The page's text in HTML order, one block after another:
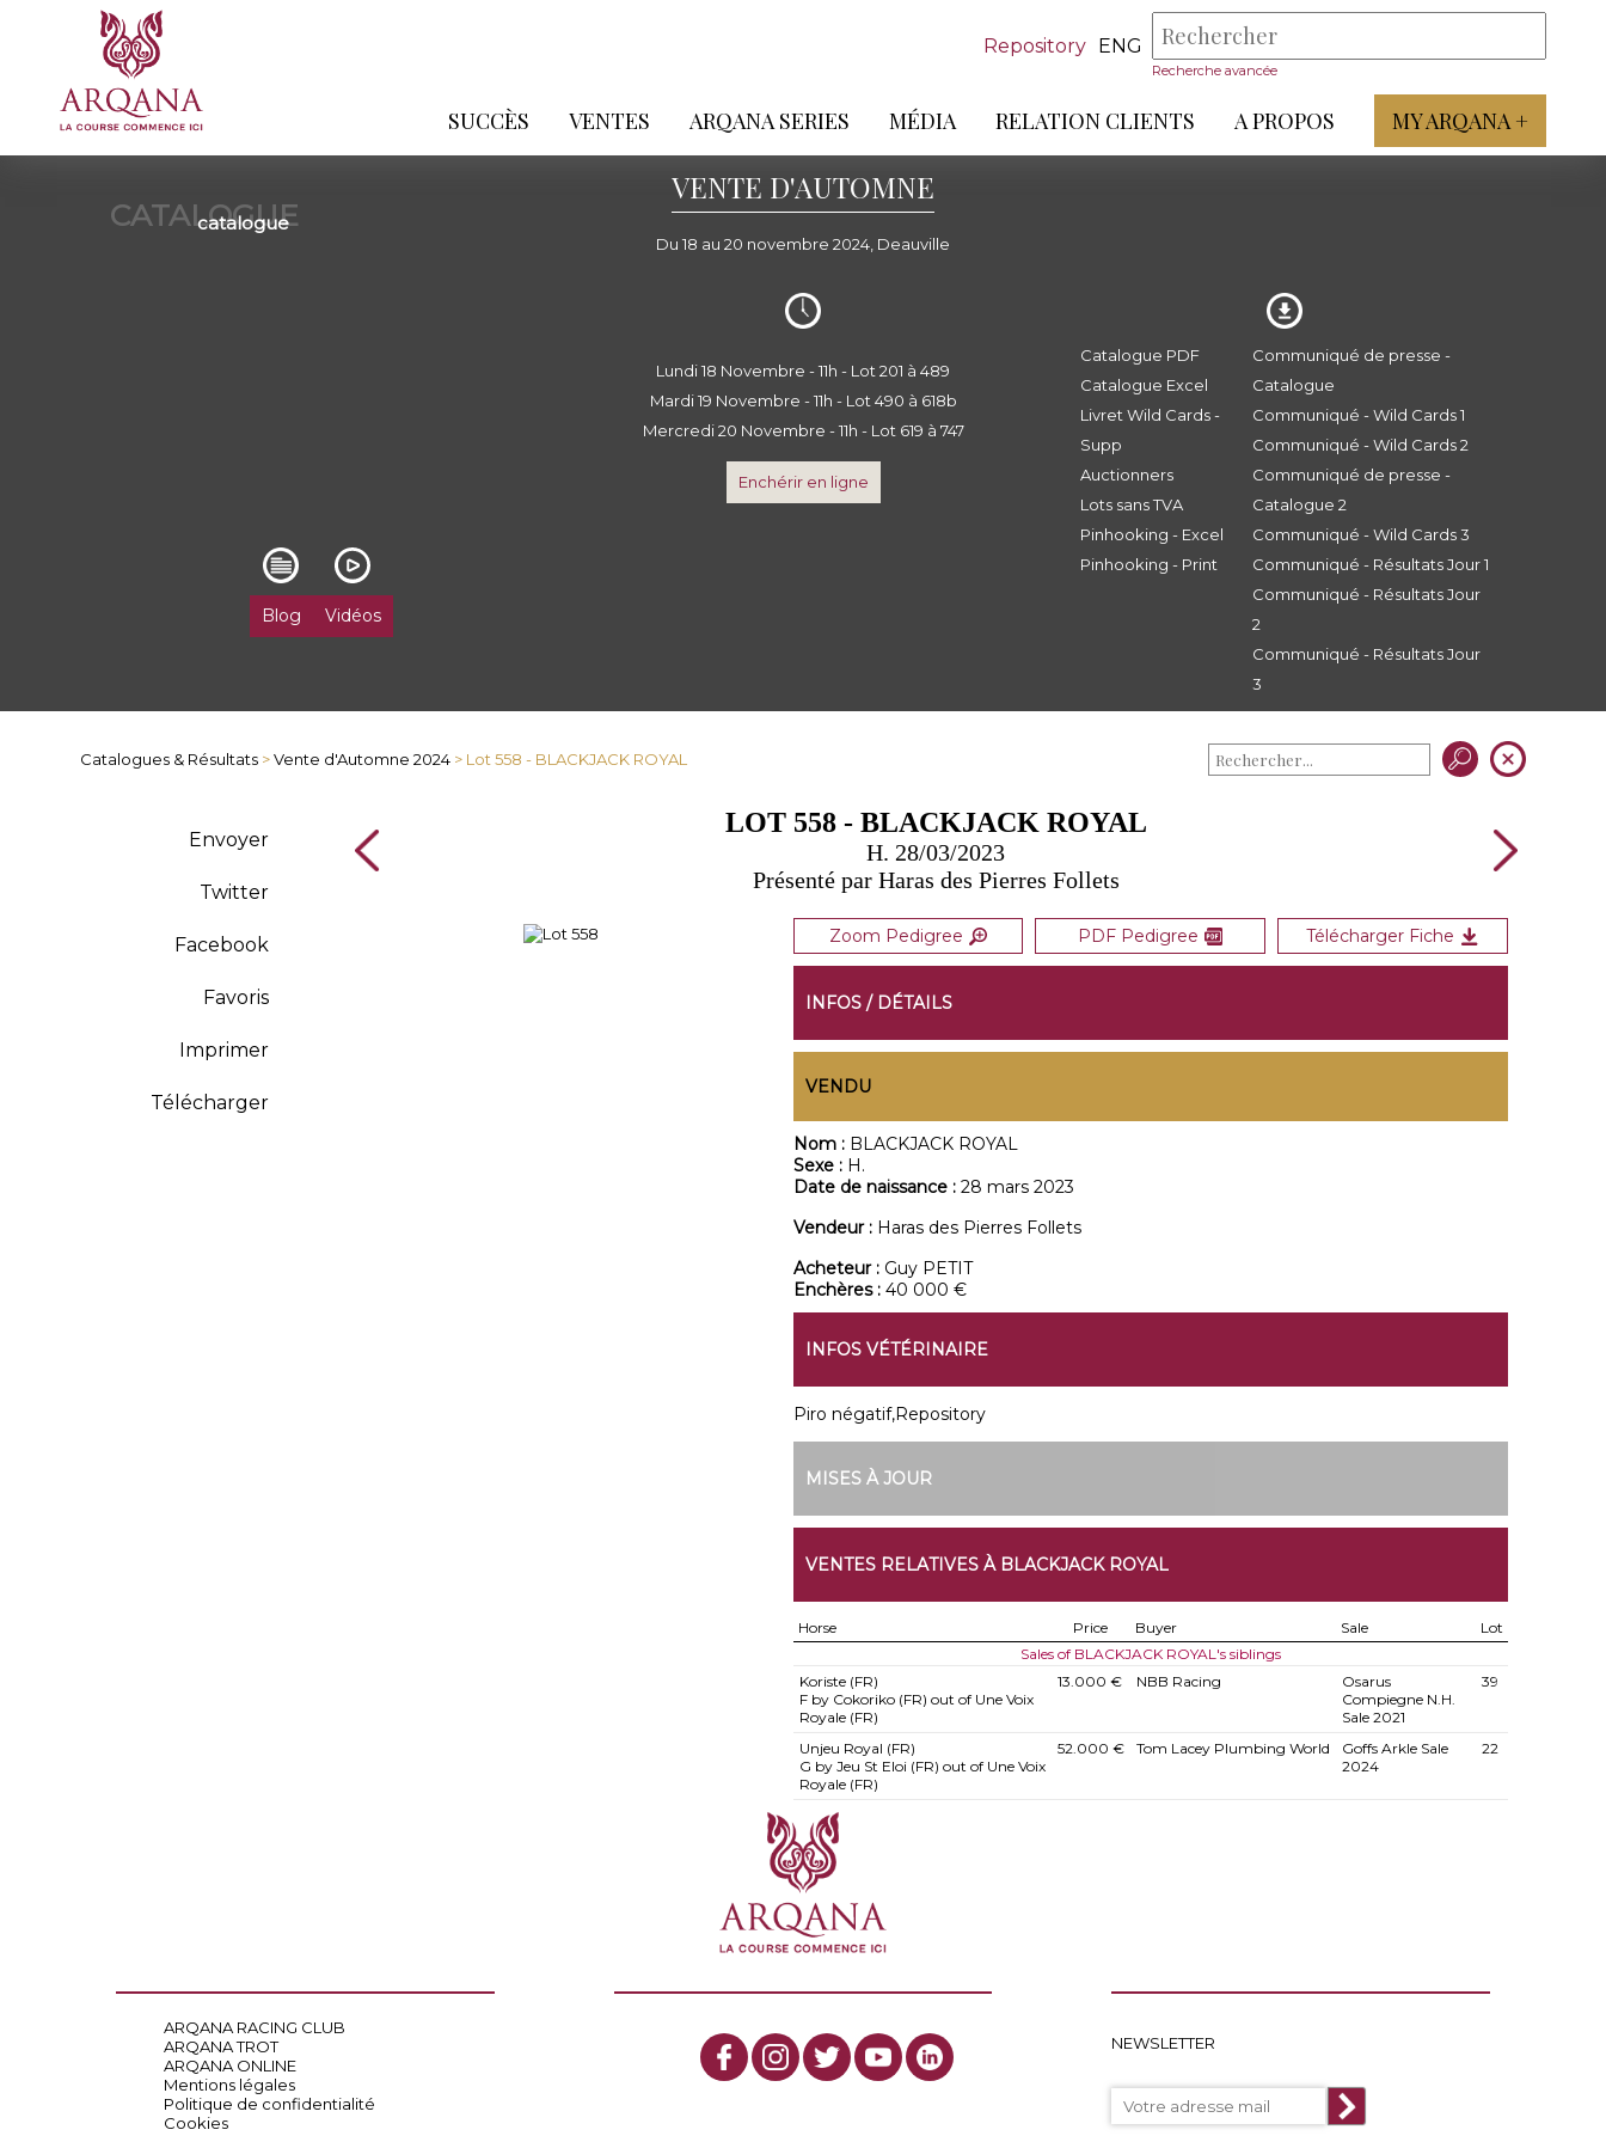
Repository ENG
Recherche avancée
SUCCÈS VENTES ARQANA SERIES MÉDIA RELATION CLIENTS A PROPOS MY ARQANA +
CATALOGUE
catalogue
VENTE D'AUTOMNE
Du 18 au 20 novembre 2024, Deauville
Blog Vidéos
Lundi 18 Novembre - 11h - Lot 201 à 489
Mardi 19 Novembre - 11h - Lot 490 à 618b
Mercredi 20 Novembre - 11h - Lot 619 à 747
Enchérir en ligne
Catalogue PDF
Catalogue Excel
Livret Wild Cards -
Supp
Auctionners
Lots sans TVA
Pinhooking - Excel
Pinhooking - Print
Communiqué de presse -
Catalogue
Communiqué - Wild Cards 1
Communiqué - Wild Cards 2
Communiqué de presse -
Catalogue 2
Communiqué - Wild Cards 3
Communiqué - Résultats Jour 1
Communiqué - Résultats Jour
2
Communiqué - Résultats Jour
3
Catalogues & Résultats >Vente d'Automne 2024 > Lot 558 - BLACKJACK ROYAL
Envoyer
Twitter
Facebook
Favoris
Imprimer
Télécharger
LOT 558 - BLACKJACK ROYAL
H. 28/03/2023
Présenté par Haras des Pierres Follets
Zoom Pedigree PDF Pedigree Télécharger Fiche
INFOS / DÉTAILS
VENDU
Nom : BLACKJACK ROYAL
Sexe : H.
Date de naissance : 28 mars 2023
Vendeur : Haras des Pierres Follets
Acheteur : Guy PETIT
Enchères : 40 000 €
INFOS VÉTÉRINAIRE
Piro négatif,Repository
MISES À JOUR
VENTES RELATIVES À BLACKJACK ROYAL
Horse Price Buyer Sale
Lot
Sales of BLACKJACK ROYAL's siblings
Koriste (FR)
F by Cokoriko (FR) out of Une Voix
Royale (FR)
13.000 € NBB Racing
Osarus
Compiegne N.H.
Sale 2021
39
Unjeu Royal (FR)
G by Jeu St Eloi (FR) out of Une Voix
Royale (FR)
52.000 € Tom Lacey Plumbing World
Goffs Arkle Sale
2024
22
ARQANA RACING CLUB
ARQANA TROT
ARQANA ONLINE
Mentions légales
Politique de confidentialité
Cookies
NEWSLETTER